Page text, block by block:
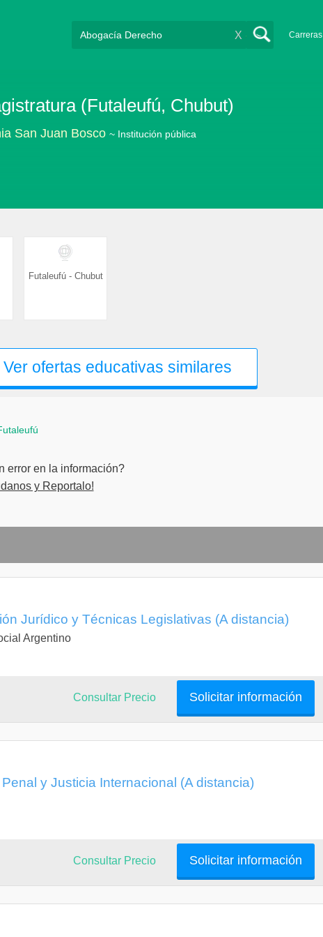
Carreras
X
(Futaleufú, Chubut)
San Juan Bosco ~ Institución pública
Futaleufú - Chubut
Ver ofertas educativas similares
error en la información?
y Reportalo!
Jurídico y Técnicas Legislativas (A distancia)
Argentino
Solicitar información
Consultar Precio
y Justicia Internacional (A distancia)
Solicitar información
Consultar Precio